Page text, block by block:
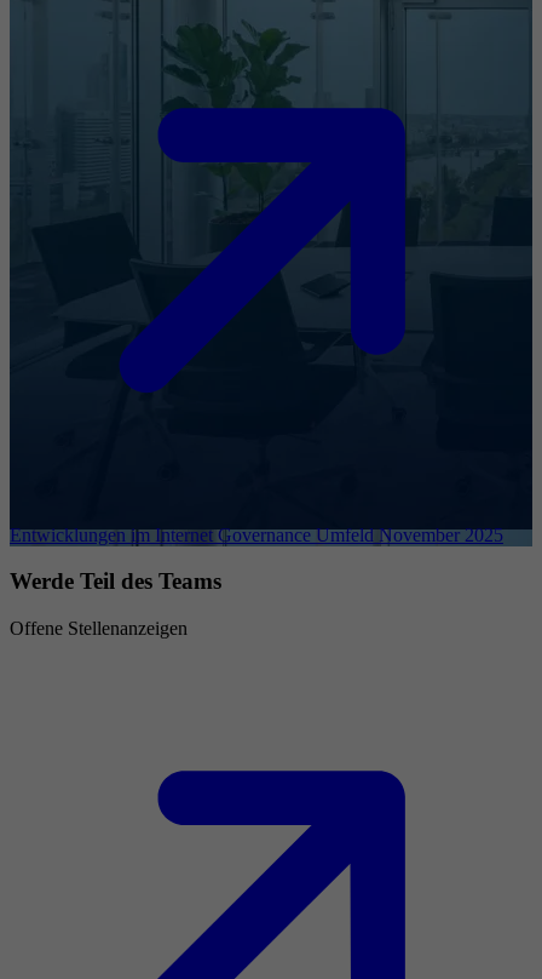
Entwicklungen im Internet Governance Umfeld November 2025
Werde Teil des Teams
Offene Stellenanzeigen